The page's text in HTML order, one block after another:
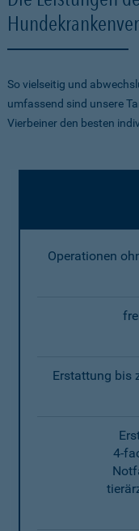
So vielseitig und
umfassend sind unsere
Vierbeiner den besten
Operationen
Erstattung bis
4-